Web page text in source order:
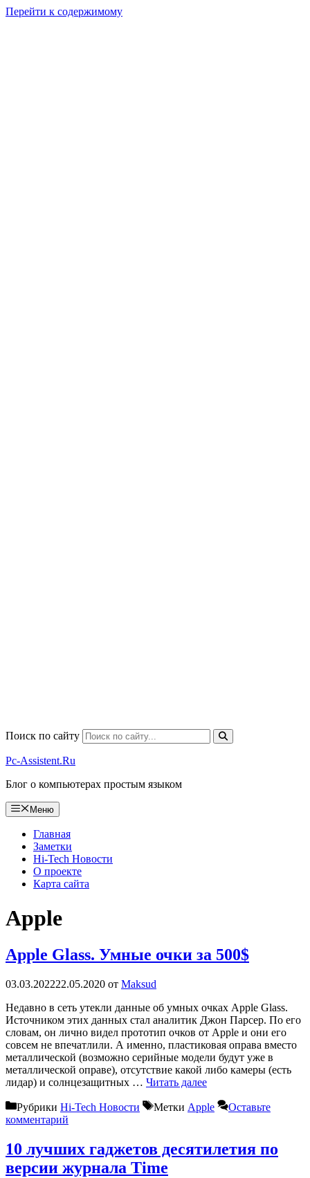
Перейти к содержимому
Поиск по сайту
Pc-Assistent.Ru
Блог о компьютерах простым языком
Меню
Главная
Заметки
Hi-Tech Новости
О проекте
Карта сайта
Apple
Apple Glass. Умные очки за 500$
03.03.202222.05.2020 от Maksud
Недавно в сеть утекли данные об умных очках Apple Glass.
Источником этих данных стал аналитик Джон Парсер. По его
словам, он лично видел прототип очков от Apple и они его
совсем не впечатлили. А именно, пластиковая оправа вместо
металлической (возможно серийные модели будут уже в
металлической оправе), отсутствие какой либо камеры (есть
лидар) и солнцезащитных … Читать далее
Рубрики Hi-Tech Новости Метки Apple
Оставьте
комментарий
10 лучших гаджетов десятилетия по
версии журнала Time